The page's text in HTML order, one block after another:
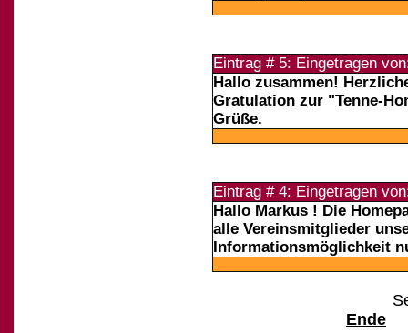
Eintrag # 5: Eingetragen
Hallo zusammen!
Gratulation zur "Tenne-
Grüße.
Eintrag # 4: Eingetragen
Hallo Markus ! Die
alle Vereinsmitglieder
Informationsmöglichkeit
Ende